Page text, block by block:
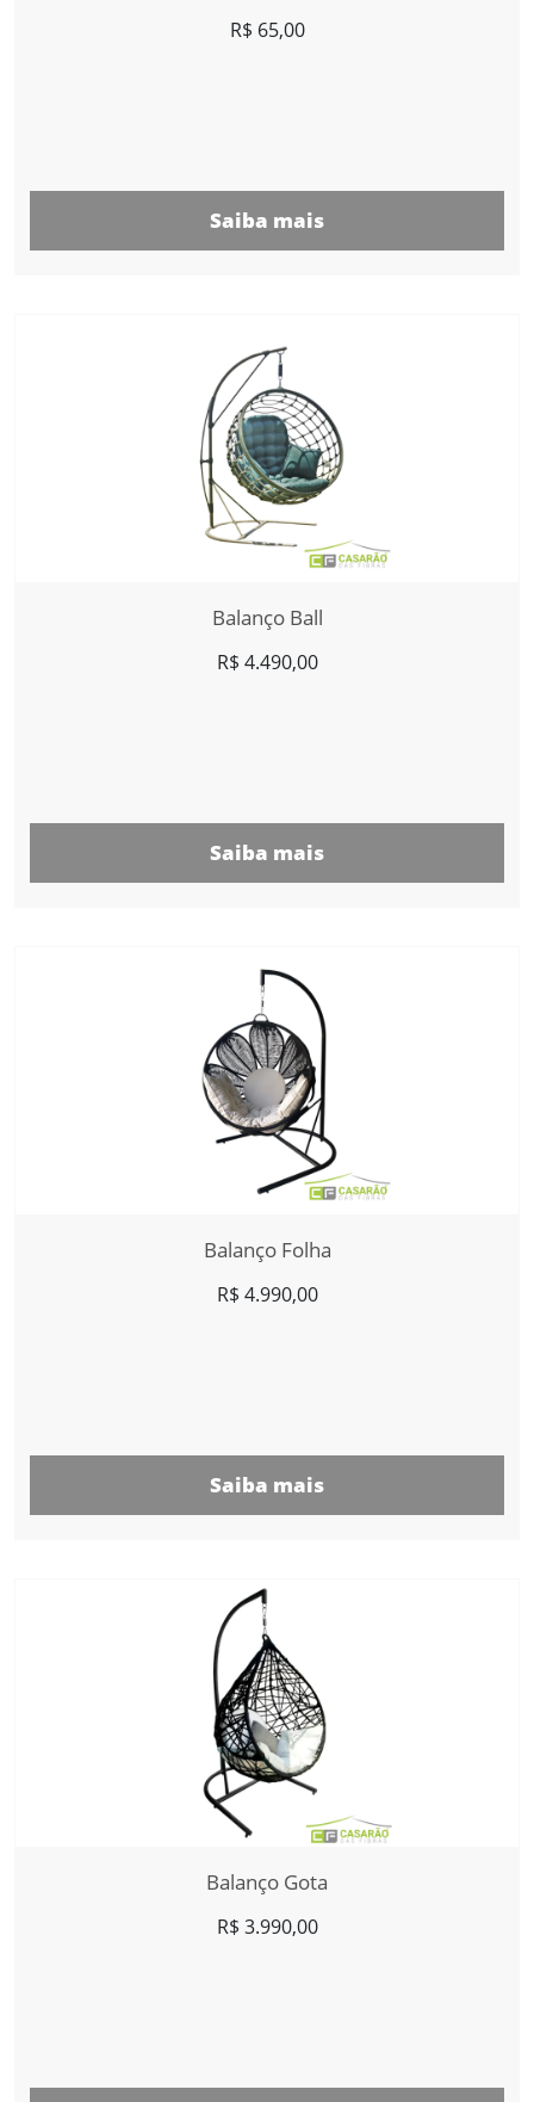
R$ 65,00
Saiba mais
Balanço Ball
R$ 4.490,00
Saiba mais
Balanço Folha
R$ 4.990,00
Saiba mais
Balanço Gota
R$ 3.990,00